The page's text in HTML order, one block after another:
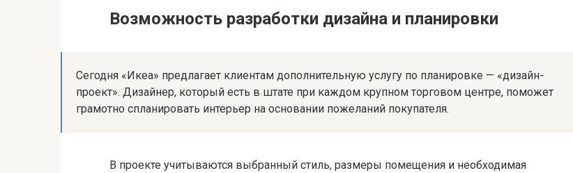
Возможность разработки дизайна и планировки
Сегодня «Икеа» предлагает клиентам дополнительную услугу по планировке — «дизайн-
проект». Дизайнер, который есть в штате при каждом крупном торговом центре, поможет
грамотно спланировать интерьер на основании пожеланий покупателя.
В проекте учитываются выбранный стиль, размеры помещения и необходимая